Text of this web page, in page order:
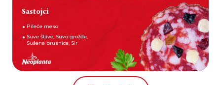
Sastojci
Pileće meso
Suve šljive, Suvo grožđe,
Sušena brusnica, Sir